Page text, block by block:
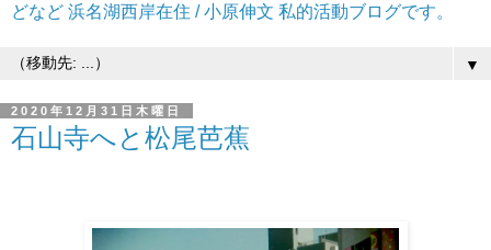
どなど 浜名湖西岸在住 / 小原伸文 私的活動ブログです。
▼
2020年12月31日木曜日
石山寺へと松尾芭蕉